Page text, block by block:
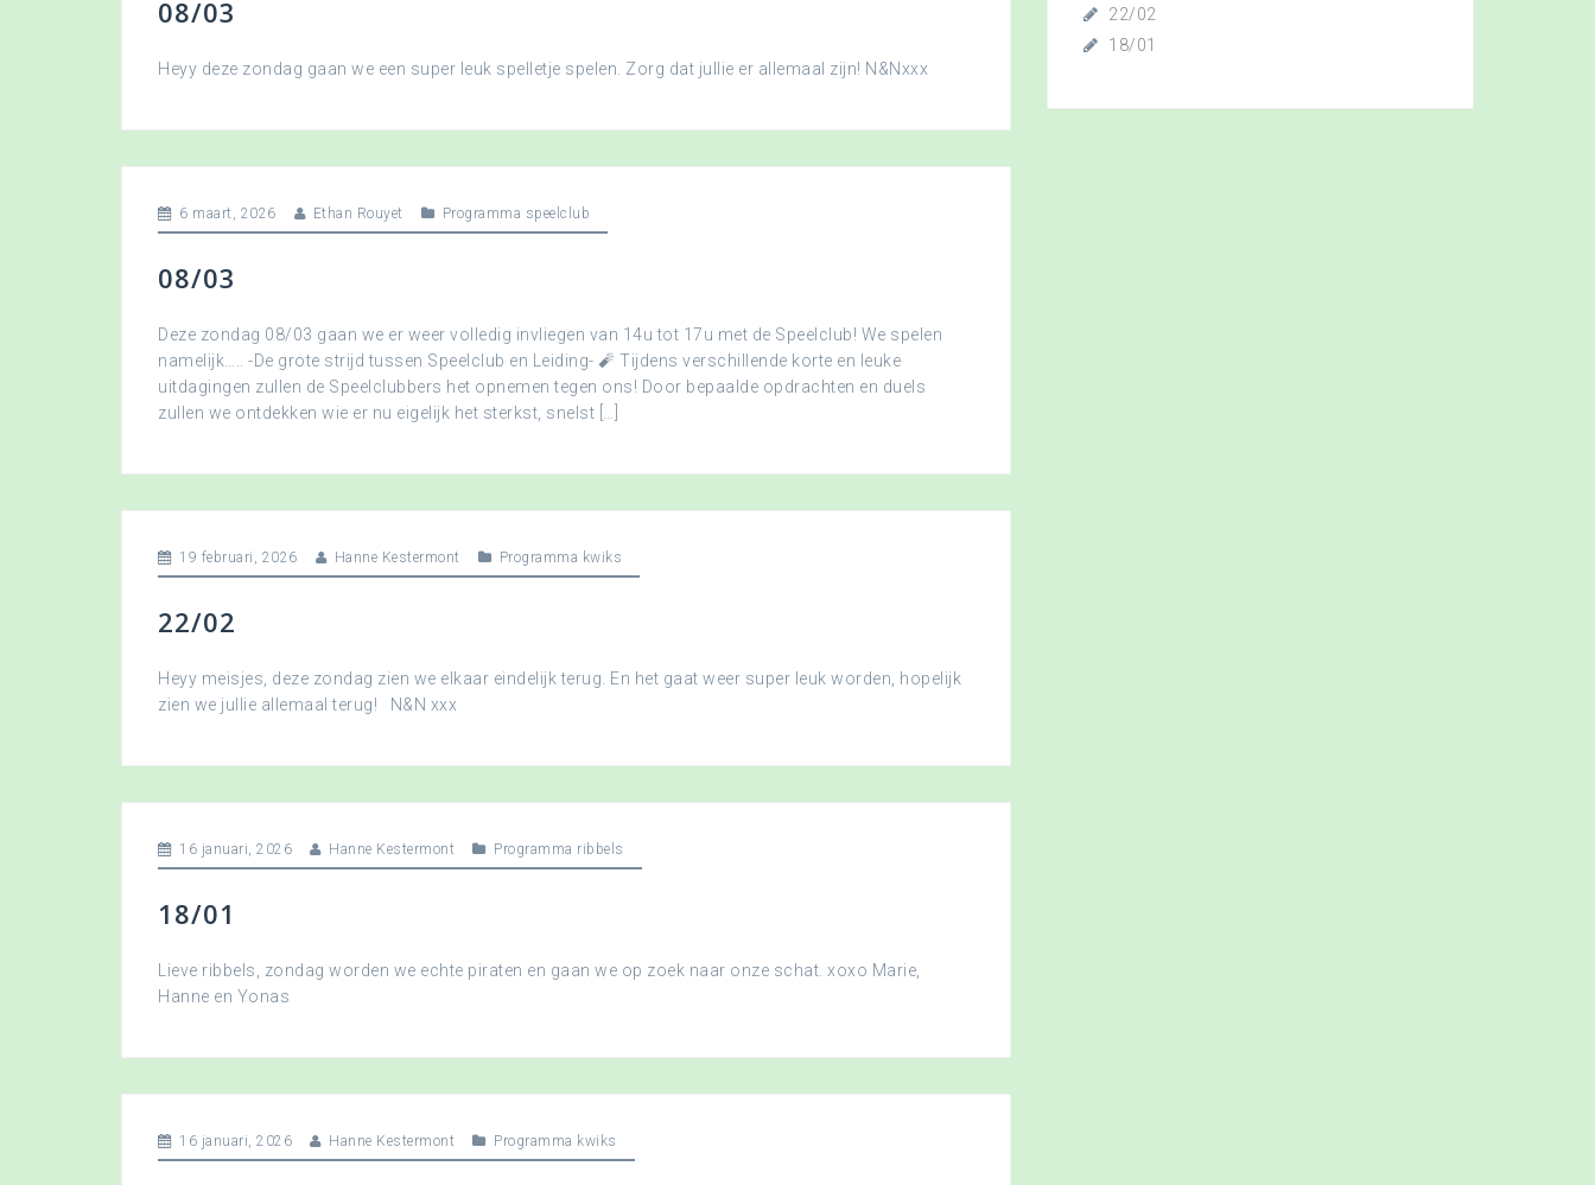
08/03
Heyy deze zondag gaan we een super leuk spelletje spelen. Zorg dat jullie er allemaal zijn! N&Nxxx
6 maart, 2026 Ethan Rouyet Programma speelclub
08/03
Deze zondag 08/03 gaan we er weer volledig invliegen van 14u tot 17u met de Speelclub! We spelen
namelijk….. -De grote strijd tussen Speelclub en Leiding- 🧨 Tijdens verschillende korte en leuke
uitdagingen zullen de Speelclubbers het opnemen tegen ons! Door bepaalde opdrachten en duels
zullen we ontdekken wie er nu eigelijk het sterkst, snelst […]
19 februari, 2026 Hanne Kestermont Programma kwiks
22/02
Heyy meisjes, deze zondag zien we elkaar eindelijk terug. En het gaat weer super leuk worden, hopelijk
zien we jullie allemaal terug! N&N xxx
16 januari, 2026 Hanne Kestermont Programma ribbels
18/01
Lieve ribbels, zondag worden we echte piraten en gaan we op zoek naar onze schat. xoxo Marie,
Hanne en Yonas
16 januari, 2026 Hanne Kestermont Programma kwiks
22/02
18/01